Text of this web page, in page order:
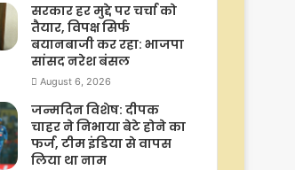
सरकार हर मुद्दे पर चर्चा को
तैयार, विपक्ष सिर्फ
बयानबाजी कर रहा: भाजपा
सांसद नरेश बंसल
August 6, 2026
जन्मदिन विशेष: दीपक
चाहर ने निभाया बेटे होने का
फर्ज, टीम इंडिया से वापस
लिया था नाम